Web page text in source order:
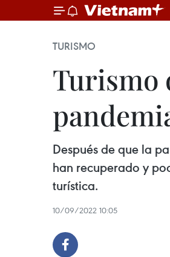
TURISMO
Turismo
Después de que la
han recuperado y
turística.
10/09/2022 10:05